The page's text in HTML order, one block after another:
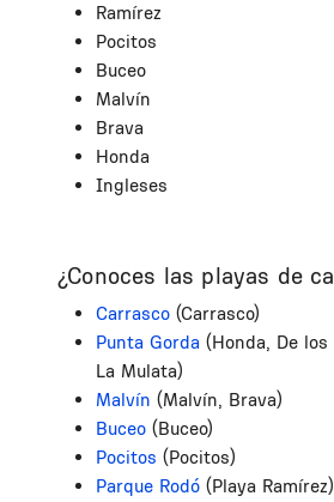
Ramírez
Pocitos
Buceo
Malvín
Brava
Honda
Ingleses
¿Conoces las playas de
Carrasco (Carrasco)
Punta Gorda (Honda, De
La Mulata)
Malvín (Malvín, Brava)
Buceo (Buceo)
Pocitos (Pocitos)
Parque Rodó (Playa Ramírez)